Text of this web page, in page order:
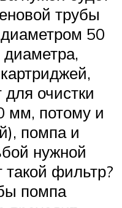
трубы
50
диаметра,
очистки
мм, потому и
помпа и
нужной
такой фильтр?
помпа